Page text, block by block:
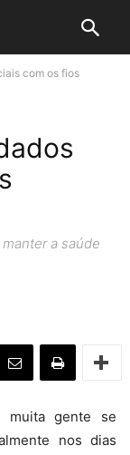
com os fios
a saúde
muita gente se
nos dias